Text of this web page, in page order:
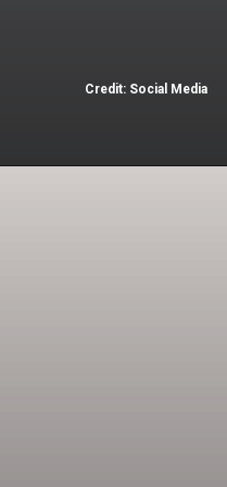
Credit: Social Media